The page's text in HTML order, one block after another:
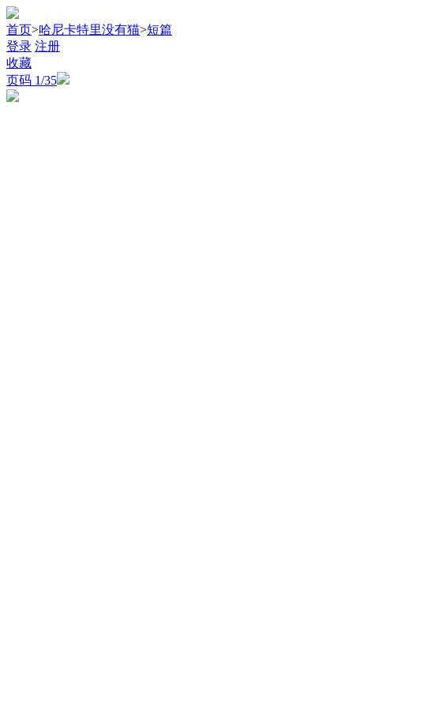
首页>哈尼卡特里没有猫>短篇
登录 注册
收藏
页码 1/35